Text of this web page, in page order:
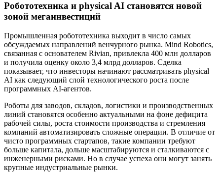
Робототехника и physical AI становятся новой
зоной мегаинвестиций
Промышленная робототехника выходит в число самых
обсуждаемых направлений венчурного рынка. Mind Robotics,
связанная с основателем Rivian, привлекла 400 млн долларов
и получила оценку около 3,4 млрд долларов. Сделка
показывает, что инвесторы начинают рассматривать physical
AI как следующий слой технологического роста после
программных AI-агентов.
Роботы для заводов, складов, логистики и производственных
линий становятся особенно актуальными на фоне дефицита
рабочей силы, роста стоимости производства и стремления
компаний автоматизировать сложные операции. В отличие от
чисто программных стартапов, такие компании требуют
больше капитала, дольше масштабируются и сталкиваются с
инженерными рисками. Но в случае успеха они могут занять
крупные индустриальные рынки.